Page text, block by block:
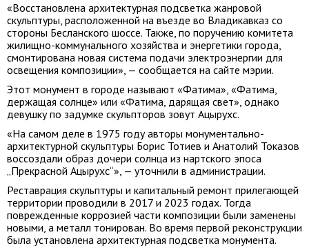
«Восстановлена архитектурная подсветка жанровой
скульптуры, расположенной на въезде во Владикавказ со
стороны Бесланского шоссе. Также, по поручению комитета
жилищно-коммунального хозяйства и энергетики города,
смонтирована новая система подачи электроэнергии для
освещения композиции», — сообщается на сайте мэрии.
Этот монумент в городе называют «Фатима», «Фатима,
держащая солнце» или «Фатима, дарящая свет», однако
девушку по задумке скульпторов зовут Ацырухс.
«На самом деле в 1975 году авторы монументально-
архитектурной скульптуры Борис Тотиев и Анатолий Токазов
воссоздали образ дочери солнца из нартского эпоса
„Прекрасной Ацырухс“», — уточнили в администрации.
Реставрация скульптуры и капитальный ремонт прилегающей
территории проводили в 2017 и 2023 годах. Тогда
поврежденные коррозией части композиции были заменены
новыми, а металл тонирован. Во время первой реконструкции
была установлена архитектурная подсветка монумента.